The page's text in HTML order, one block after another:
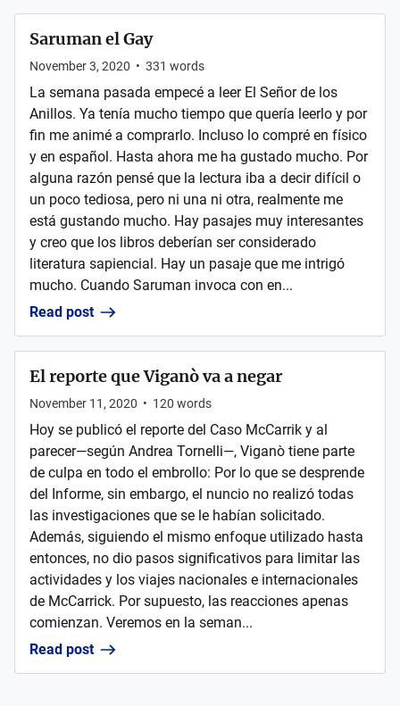
Saruman el Gay
November 3, 2020 • 331 words
La semana pasada empecé a leer El Señor de los
Anillos. Ya tenía mucho tiempo que quería leerlo y por
fin me animé a comprarlo. Incluso lo compré en físico
y en español. Hasta ahora me ha gustado mucho. Por
alguna razón pensé que la lectura iba a decir difícil o
un poco tediosa, pero ni una ni otra, realmente me
está gustando mucho. Hay pasajes muy interesantes
y creo que los libros deberían ser considerado
literatura sapiencial. Hay un pasaje que me intrigó
mucho. Cuando Saruman invoca con en...
Read post
El reporte que Viganò va a negar
November 11, 2020 • 120 words
Hoy se publicó el reporte del Caso McCarrik y al
parecer—según Andrea Tornelli—, Viganò tiene parte
de culpa en todo el embrollo: Por lo que se desprende
del Informe, sin embargo, el nuncio no realizó todas
las investigaciones que se le habían solicitado.
Además, siguiendo el mismo enfoque utilizado hasta
entonces, no dio pasos significativos para limitar las
actividades y los viajes nacionales e internacionales
de McCarrick. Por supuesto, las reacciones apenas
comienzan. Veremos en la seman...
Read post